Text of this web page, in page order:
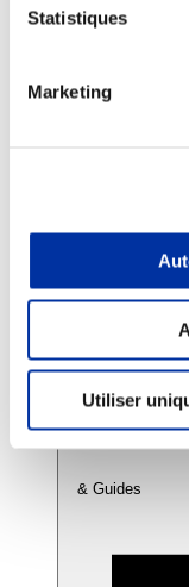
Statistiques
Marketing
Utiliser
Juste
Info-
& Guides